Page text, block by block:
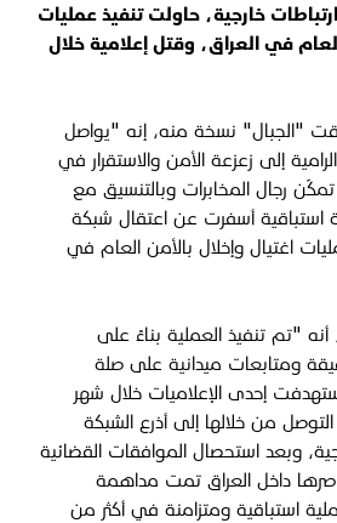
خارجية، حاولت تنفيذ عمليات
في العراق، وقتل إعلامية خلال
"الجبال" نسخة منه، إنه "يواصل
إلى زعزعة الأمن والاستقرار في
رجال المخابرات وبالتنسيق مع
استباقية أسفرت عن اعتقال شبكة
اغتيال وإخلال بالأمن العام في
"تم تنفيذ العملية بناءً على
ومتابعات ميدانية على صلة
إحدى الإعلاميات خلال شهر
من خلالها إلى أذرع الشبكة
وبعد استحصال الموافقات القضائية
داخل العراق تمت مداهمة
استباقية ومتزامنة في أكثر من